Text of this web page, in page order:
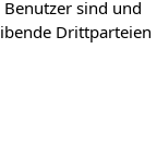
sind und
Drittparteien